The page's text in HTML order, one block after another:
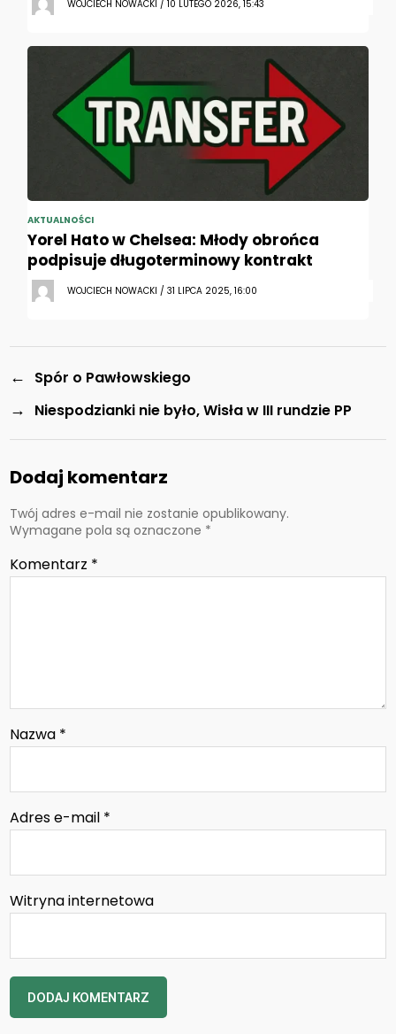
WOJCIECH NOWACKI / 10 LUTEGO 2026, 15:43
AKTUALNOŚCI
Yorel Hato w Chelsea: Młody obrońca
podpisuje długoterminowy kontrakt
WOJCIECH NOWACKI / 31 LIPCA 2025, 16:00
← Spór o Pawłowskiego
→ Niespodzianki nie było, Wisła w III rundzie PP
Dodaj komentarz
Twój adres e-mail nie zostanie opublikowany.
Wymagane pola są oznaczone *
Komentarz *
Nazwa *
Adres e-mail *
Witryna internetowa